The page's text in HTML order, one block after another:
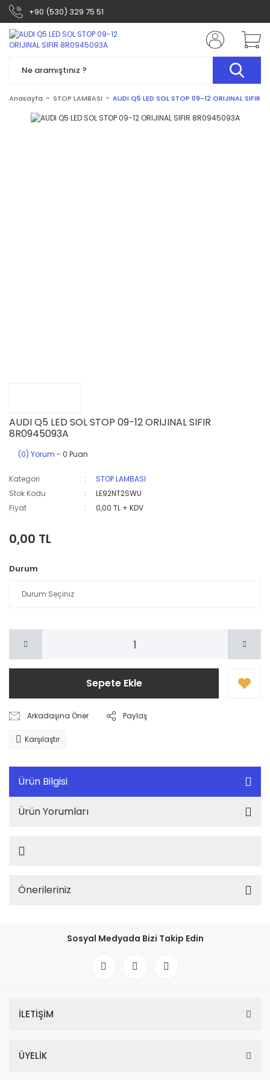
+90 (530) 329 75 51
Anasayfa STOP LAMBASI AUDI Q5 LED SOL STOP 09-12 ORIJINAL SIFIR
AUDI Q5 LED SOL STOP 09-12 ORIJINAL SIFIR
8R0945093A
(0) Yorum - 0 Puan
Kategori
STOP LAMBASI
Stok Kodu
LE92NT2SWU
Fiyat
0,00 TL + KDV
0,00 TL
Durum
Sepete Ekle
Arkadaşına Öner Paylaş
Karşılaştır
Ürün Bilgisi
Ürün Yorumları
Önerileriniz
Sosyal Medyada Bizi Takip Edin
İLETİŞİM
ÜYELİK